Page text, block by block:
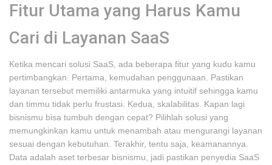
Fitur Utama yang Harus Kamu
Cari di Layanan SaaS
Ketika mencari solusi SaaS, ada beberapa fitur yang kudu kamu
pertimbangkan. Pertama, kemudahan penggunaan. Pastikan
layanan tersebut memiliki antarmuka yang intuitif sehingga kamu
dan timmu tidak perlu frustasi. Kedua, skalabilitas. Kapan lagi
bisnismu bisa tumbuh dengan cepat? Pilihlah solusi yang
memungkinkan kamu untuk menambah atau mengurangi layanan
sesuai dengan kebutuhan. Terakhir, tentu saja, keamanannya.
Data adalah aset terbesar bisnismu, jadi pastikan penyedia SaaS